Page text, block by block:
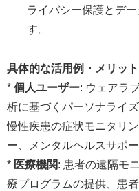
ライバシー保護とデ
す。
具体的な活用例・メリット
* 個人ユーザー: ウェアラ
析に基づくパーソナライ
慢性疾患の症状モニタリ
ー、メンタルヘルスサポー
* 医療機関: 患者の遠隔モ
療プログラムの提供、患